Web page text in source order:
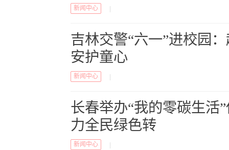
新闻中心
吉林交警“六一”进校园
安护童心
新闻中心
长春举办“我的零碳生活
力全民绿色转
新闻中心